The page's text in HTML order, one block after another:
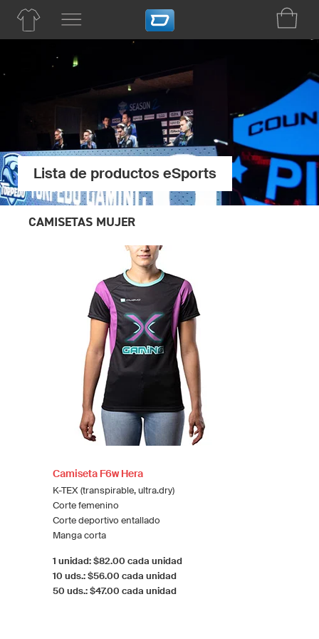
Lista de productos eSports
CAMISETAS MUJER
Camiseta F6w Hera
K-TEX (transpirable, ultra.dry)
Corte femenino
Corte deportivo entallado
Manga corta
1 unidad: $82.00 cada unidad
10 uds.: $56.00 cada unidad
50 uds.: $47.00 cada unidad